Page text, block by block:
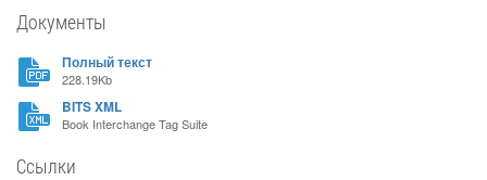
Документы
Полный текст
228.19Kb
BITS XML
Book Interchange Tag Suite
Ссылки